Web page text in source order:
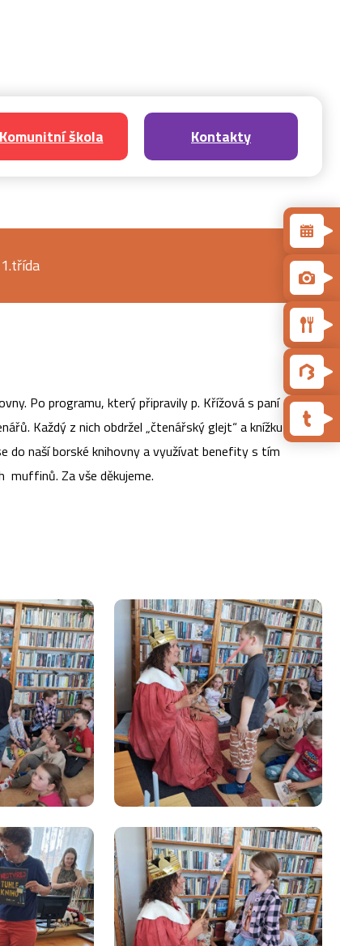
Komunitní škola Kontakty
Po programu, který připravily p. Křížová s paní
Každý z nich obdržel „čtenářský glejt“ a knížku právě
naší borské knihovny a využívat benefity s tím
muffinů. Za vše děkujeme.